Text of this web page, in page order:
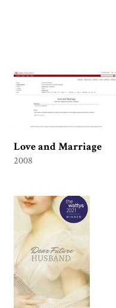
Love and Marriage
2008